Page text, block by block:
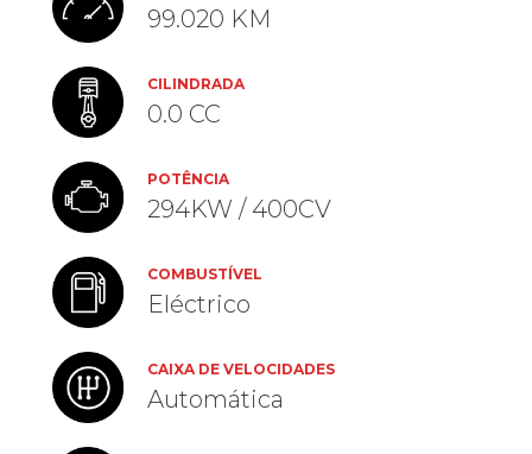
99.020 KM
CILINDRADA
0.0 CC
POTÊNCIA
294KW / 400CV
COMBUSTÍVEL
Eléctrico
CAIXA DE VELOCIDADES
Automática